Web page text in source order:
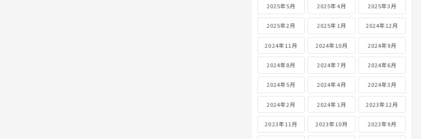
2025年5月 2025年4月 2025年3月
2025年2月 2025年1月 2024年12月
2024年11月 2024年10月 2024年9月
2024年8月 2024年7月 2024年6月
2024年5月 2024年4月 2024年3月
2024年2月 2024年1月 2023年12月
2023年11月 2023年10月 2023年9月